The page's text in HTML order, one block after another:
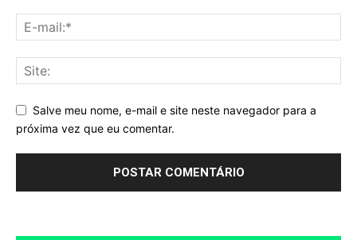
Salve meu nome, e-mail e site neste navegador para a
próxima vez que eu comentar.